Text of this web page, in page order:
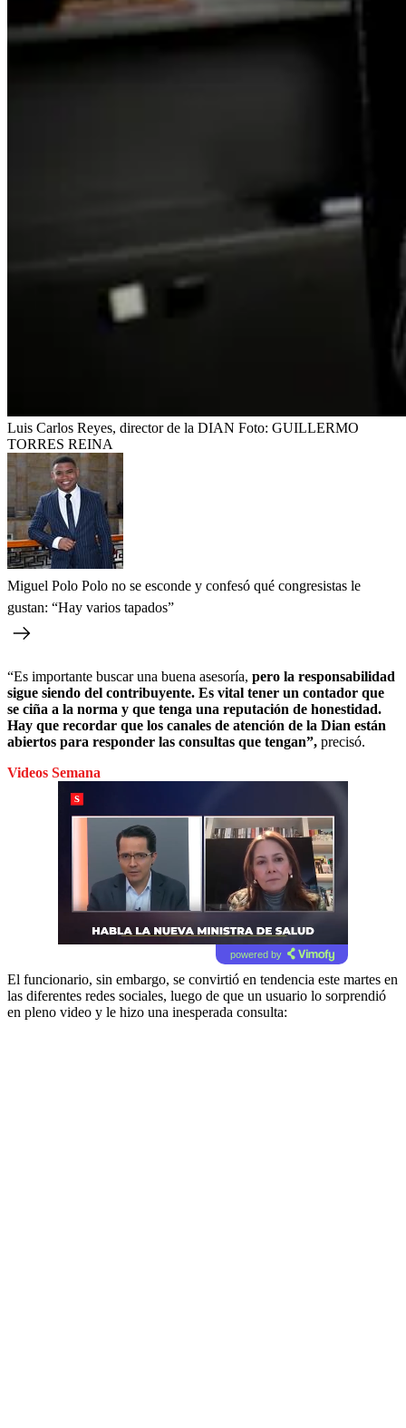
Luis Carlos Reyes, director de la DIAN Foto: GUILLERMO
TORRES REINA
Miguel Polo Polo no se esconde y confesó qué congresistas le
gustan: “Hay varios tapados”
“Es importante buscar una buena asesoría, pero la responsabilidad
sigue siendo del contribuyente. Es vital tener un contador que
se ciña a la norma y que tenga una reputación de honestidad.
Hay que recordar que los canales de atención de la Dian están
abiertos para responder las consultas que tengan”, precisó.
Videos Semana
powered by
El funcionario, sin embargo, se convirtió en tendencia este martes en
las diferentes redes sociales, luego de que un usuario lo sorprendió
en pleno video y le hizo una inesperada consulta: